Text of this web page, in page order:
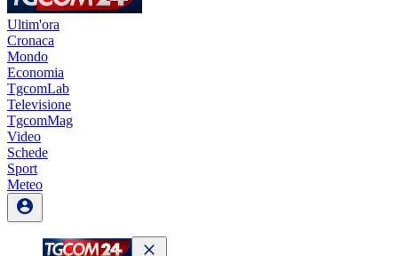
Ultim'ora
Cronaca
Mondo
Economia
TgcomLab
Televisione
TgcomMag
Video
Schede
Sport
Meteo